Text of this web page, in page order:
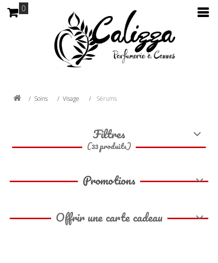
0
Soins Visage Sérums
Filtres
(33 produits)
Promotions
Offrir une carte cadeau